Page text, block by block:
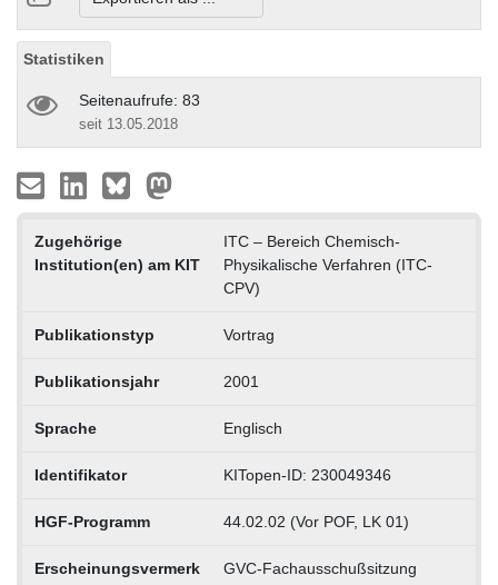
Statistiken
Seitenaufrufe: 83
seit 13.05.2018
Zugehörige
Institution(en) am KIT
ITC – Bereich Chemisch-
Physikalische Verfahren (ITC-
CPV)
Publikationstyp Vortrag
Publikationsjahr 2001
Sprache Englisch
Identifikator KITopen-ID: 230049346
HGF-Programm 44.02.02 (Vor POF, LK 01)
Erscheinungsvermerk
GVC-Fachausschußsitzung